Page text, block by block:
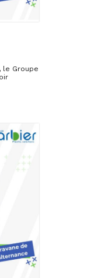
le Groupe